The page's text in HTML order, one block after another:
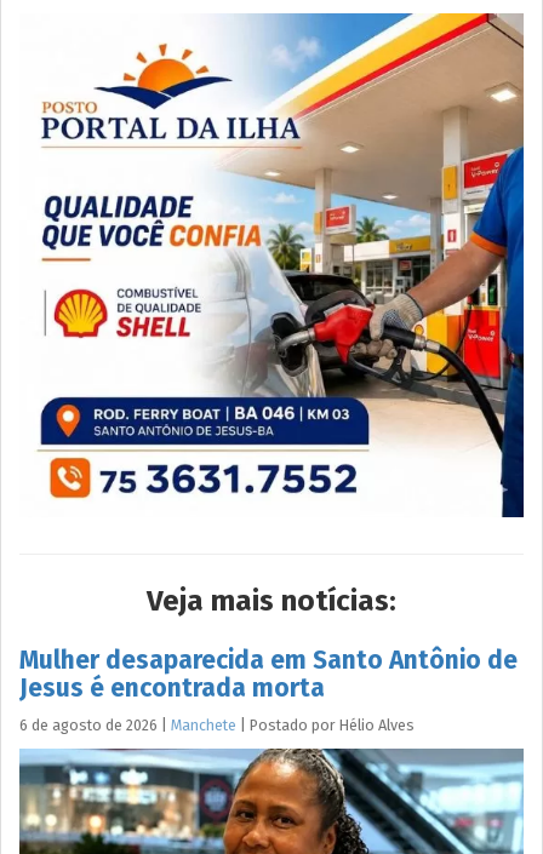
Veja mais notícias:
Mulher desaparecida em Santo Antônio de
Jesus é encontrada morta
6 de agosto de 2026 Manchete Postado por Hélio Alves